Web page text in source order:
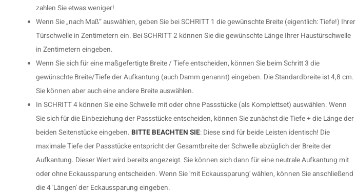
zahlen Sie etwas weniger!
Wenn Sie „nach Maß“ auswählen, geben Sie bei SCHRITT 1 die gewünschte Breite (eigentlich: Tiefe!) Ihrer
Türschwelle in Zentimetern ein. Bei SCHRITT 2 können Sie die gewünschte Länge Ihrer Haustürschwelle
in Zentimetern eingeben.
Wenn Sie sich für eine maßgefertigte Breite / Tiefe entscheiden, können Sie beim Schritt 3 die
gewünschte Breite/Tiefe der Aufkantung (auch Damm genannt) eingeben. Die Standardbreite ist 4,8 cm.
Sie können aber auch eine andere Breite auswählen.
In SCHRITT 4 können Sie eine Schwelle mit oder ohne Passstücke (als Komplettset) auswählen. Wenn
Sie sich für die Einbeziehung der Passstücke entscheiden, können Sie zunächst die Tiefe + die Länge der
beiden Seitenstücke eingeben. BITTE BEACHTEN SIE: Diese sind für beide Leisten identisch! Die
maximale Tiefe der Passstücke entspricht der Gesamtbreite der Schwelle abzüglich der Breite der
Aufkantung. Dieser Wert wird bereits angezeigt. Sie können sich dann für eine neutrale Aufkantung mit
oder ohne Eckaussparung entscheiden. Wenn Sie 'mit Eckaussparung' wählen, können Sie anschließend
die 4 'Längen' der Eckaussparung eingeben.